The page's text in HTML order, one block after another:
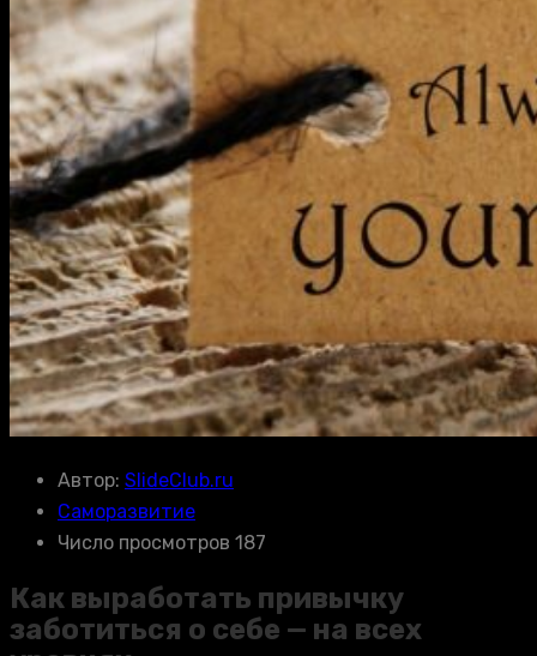
Автор: SlideClub.ru
Саморазвитие
Число просмотров 187
Как выработать привычку
заботиться о себе — на всех